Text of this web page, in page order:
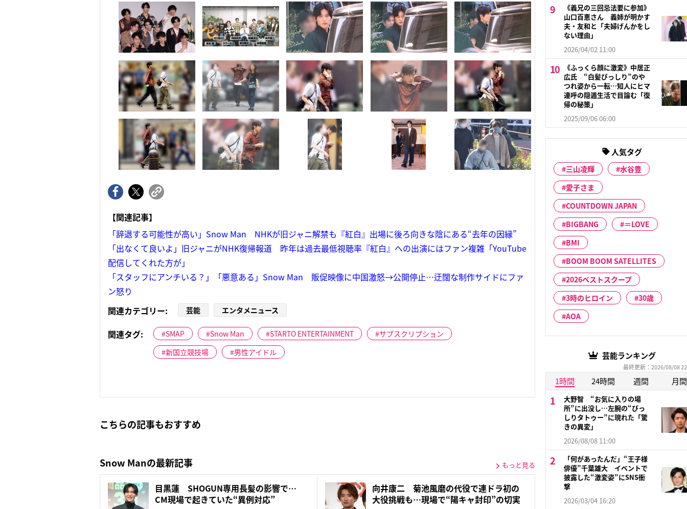
【関連記事】
「辞退する可能性が高い」Snow Man NHKが旧ジャニ解禁も『紅白』出場に後ろ向きな陰にある“去年の因縁”
「出なくて良いよ」旧ジャニがNHK復帰報道 昨年は過去最低視聴率『紅白』への出演にはファン複雑「YouTube
配信してくれた方が」
「スタッフにアンチいる？」「悪意ある」Snow Man 販促映像に中国激怒→公開停止…迂闊な制作サイドにファ
ン怒り
関連カテゴリー:
芸能 エンタメニュース
関連タグ: SMAP Snow Man STARTO ENTERTAINMENT
サブスクリプション
新国立競技場
男性アイドル
こちらの記事もおすすめ
Snow Manの最新記事 もっと見る
目黒蓮 SHOGUN専用長髪の影響で…
CM現場で起きていた“異例対応”
向井康二 菊池風磨の代役で連ドラ初の
大役挑戦も…現場で“陽キャ封印”の切実
《義兄の三回忌法要に参加》
山口百恵さん 義姉が明かす
夫・友和と「夫婦げんかをし
ない理由」
2026/04/02 11:00
《ふっくら顔に激変》中居正
広氏 “白髪びっしり”のや
つれ姿から一転…知人にヒマ
連呼の隠遁生活で目論む「復
帰の秘策」
2025/09/06 06:00
人気タグ
三山凌輝
水谷豊
愛子さま
COUNTDOWN JAPAN
BIGBANG
＝LOVE
BMI
BOOM BOOM SATELLITES
2026ベストスクープ
3時のヒロイン
30歳
AOA
芸能ランキング
最終更新：2026/08/08
1時間 24時間 週間 月間
大野智 “お気に入りの場
所”に出没し…左腕の“びっ
しりタトゥー”に現れた「驚
きの異変」
2026/08/08 11:00
「何があったんだ」“王子様
俳優”千葉雄大 イベントで
披露した“激変姿”にSNS衝
撃
2026/03/04 16:20